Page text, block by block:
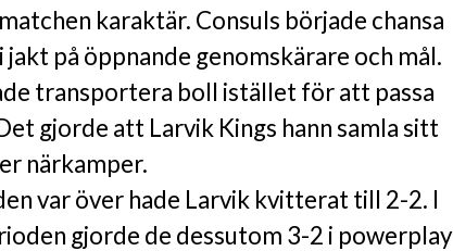
karaktär. Consuls började chansa
jakt på öppnande genomskärare och mål.
transportera boll istället för att passa
gjorde att Larvik Kings hann samla sitt
närkamper.
var över hade Larvik kvitterat till 2-2. I
gjorde de dessutom 3-2 i powerplay